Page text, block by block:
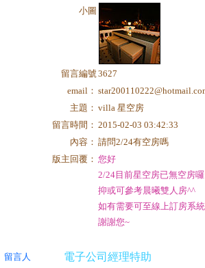
小圖
留言編號3627
email：
主題： villa 星空房
留言時間： 2015-02-03 03:42:33
內容： 請問2/24有空房嗎
版主回覆： 您好
2/24目前星空房已無空房囉
抑或可參考晨曦雙人房^^
如有需要可至線上訂房系
謝謝您~
留言人 電子公司經理特助